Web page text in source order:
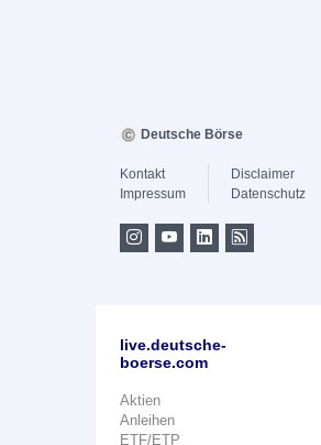
Deutsche Börse
Kontakt
Impressum
Disclaimer
Datenschutz
live.deutsche-
boerse.com
Aktien
Anleihen
ETF/ETP